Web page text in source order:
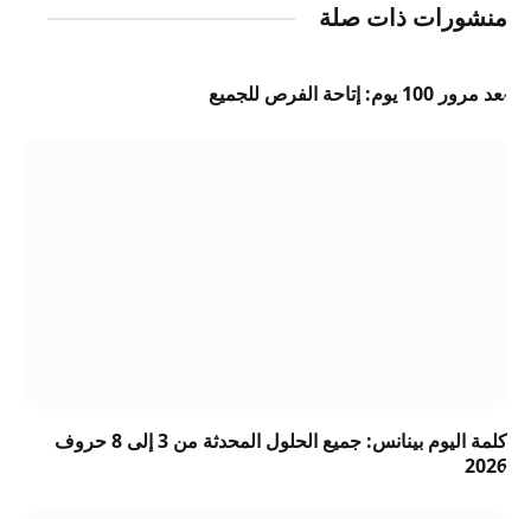
منشورات ذات صلة
بعد مرور 100 يوم: إتاحة الفرص للجميع
كلمة اليوم بينانس: جميع الحلول المحدثة من 3 إلى 8 حروف
2026